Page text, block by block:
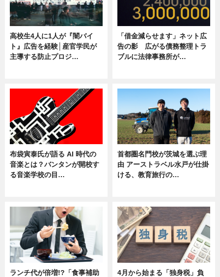
高校生4人に1人が『闇バイ
ト』広告を経験│産官学民が
主導する防止プロジ…
「借金減らせます」ネット広
告の影 広がる債務整理トラ
ブルに法律事務所が…
布袋寅泰氏が語る AI 時代の
音楽とは？バンタンが開校す
る音楽学校の目…
首都圏名門校が茨城を選ぶ理
由 アーストラベル水戸が仕掛
ける、教育旅行の…
ランチ代が倍増!?「食事補助
4月から始まる「独身税」負